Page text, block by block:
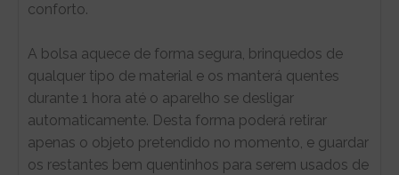
conforto.
A bolsa aquece de forma segura, brinquedos de
qualquer tipo de material e os manterá quentes
durante 1 hora até o aparelho se desligar
automaticamente. Desta forma poderá retirar
apenas o objeto pretendido no momento, e guardar
os restantes bem quentinhos para serem usados de